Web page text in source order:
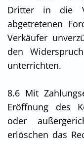
Dritter in die
abgetretenen
Verkäufer
den
unterrichten.
8.6 Mit
Eröffnung des
oder
erlöschen das